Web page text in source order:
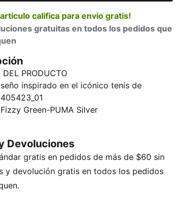
articulo califica para envio gratis!
gratuitas en todos los pedidos que
DEL PRODUCTO
inspirado en el icónico tenis de
Harambee de los años 2000, los H-
un icono atemporal que combinan la
sprint con el ADN urbano. Rinde
fusionó con el estilo urbano. Esta
los H-Street regresan desde los archivos
ligero, silueta de perfil bajo y todo su
intacto.
405423_01
Fizzy Green-PUMA Silver
Devoluciones
gratis en pedidos de más de $60 sin
y devolución gratis en todos los pedidos